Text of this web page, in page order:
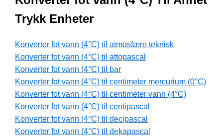
Trykk Enheter
Konverter fot vann (4°C) til atmosfære teknisk
Konverter fot vann (4°C) til attopascal
Konverter fot vann (4°C) til bar
Konverter fot vann (4°C) til centimeter mercurium (0°C)
Konverter fot vann (4°C) til centimeter vann (4°C)
Konverter fot vann (4°C) til centipascal
Konverter fot vann (4°C) til decipascal
Konverter fot vann (4°C) til dekapascal